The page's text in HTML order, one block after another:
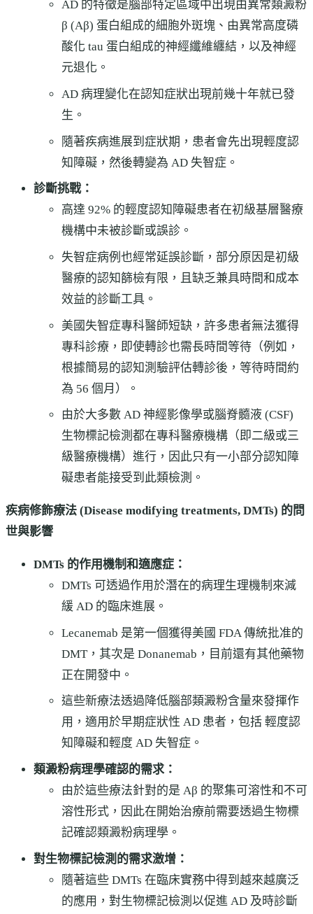
AD 的特徵是腦部特定區域中出現由異常類澱粉
β (Aβ) 蛋白組成的細胞外斑塊、由異常高度磷
酸化 tau 蛋白組成的神經纖維纏結，以及神經
元退化。
AD 病理變化在認知症狀出現前幾十年就已發
生。
隨著疾病進展到症狀期，患者會先出現輕度認
知障礙，然後轉變為 AD 失智症。
診斷挑戰：
高達 92% 的輕度認知障礙患者在初級基層醫療
機構中未被診斷或誤診。
失智症病例也經常延誤診斷，部分原因是初級
醫療的認知篩檢有限，且缺乏兼具時間和成本
效益的診斷工具。
美國失智症專科醫師短缺，許多患者無法獲得
專科診療，即使轉診也需長時間等待（例如，
根據簡易的認知測驗評估轉診後，等待時間約
為 56 個月）。
由於大多數 AD 神經影像學或腦脊髓液 (CSF)
生物標記檢測都在專科醫療機構（即二級或三
級醫療機構）進行，因此只有一小部分認知障
礙患者能接受到此類檢測。
疾病修飾療法 (Disease modifying treatments, DMTs) 的問
世與影響
DMTs 的作用機制和適應症：
DMTs 可透過作用於潛在的病理生理機制來減
緩 AD 的臨床進展。
Lecanemab 是第一個獲得美國 FDA 傳統批准的
DMT，其次是 Donanemab，目前還有其他藥物
正在開發中。
這些新療法透過降低腦部類澱粉含量來發揮作
用，適用於早期症狀性 AD 患者，包括 輕度認
知障礙和輕度 AD 失智症。
類澱粉病理學確認的需求：
由於這些療法針對的是 Aβ 的聚集可溶性和不可
溶性形式，因此在開始治療前需要透過生物標
記確認類澱粉病理學。
對生物標記檢測的需求激增：
隨著這些 DMTs 在臨床實務中得到越來越廣泛
的應用，對生物標記檢測以促進 AD 及時診斷